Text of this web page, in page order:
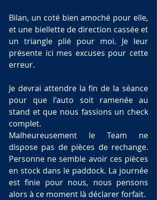
Bilan, un coté bien amoché pour elle,
et une biellette de direction cassée et
un triangle plié pour moi. Je leur
présente ici mes excuses pour cette
erreur.
Je devrai attendre la fin de la séance
pour que l'auto soit ramenée au
stand et que nous fassions un check
complet.
Malheureusement le Team ne
dispose pas de pièces de rechange.
Personne ne semble avoir ces pièces
en stock dans le paddock. La journée
est finie pour nous, nous pensons
alors à ce moment là déclarer forfait.